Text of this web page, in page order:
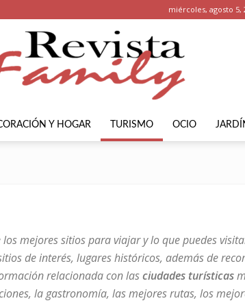
miércoles, agosto 5,
Family
Y HOGAR TURISMO OCIO
mejores sitios para viajar y lo que puedes
de interés, lugares históricos, además de
relacionada con lasciudades turísticas
la gastronomía, las mejores rutas, los